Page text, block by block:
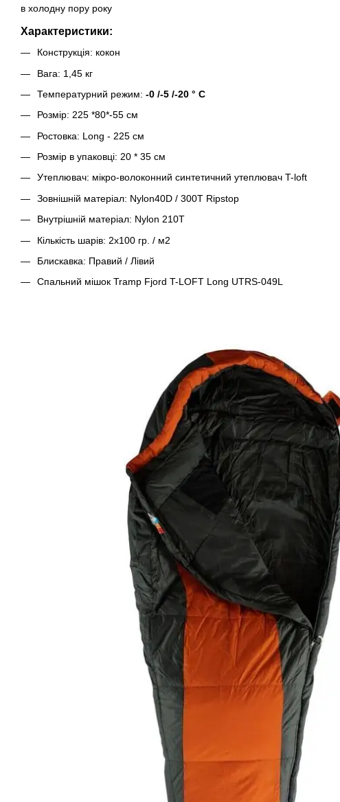
в холодну пору року
Характеристики:
Конструкція: кокон
Вага: 1,45 кг
Температурний режим: -0 /-5 /-20 ° С
Розмір: 225 *80*-55 см
Ростовка: Long - 225 см
Розмір в упаковці: 20 * 35 см
Утеплювач: мікро-волоконний синтетичний утеплювач T-loft
Зовнішній матеріал: Nylon40D / 300T Ripstop
Внутрішній матеріал: Nylon 210T
Кількість шарів: 2х100 гр. / м2
Блискавка: Правий / Лівий
Спальний мішок Tramp Fjord T-LOFT Long UTRS-049L